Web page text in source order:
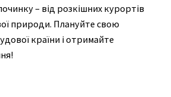
– від розкішних курортів
природи. Плануйте свою
країни і отримайте